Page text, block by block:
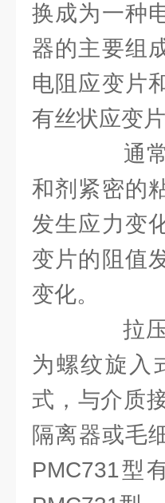
换成为一种
器的主要组
电阻应变片
有丝状应变
通常
和剂紧密的
发生应力变
变片的阻值
变化。
拉压
为螺纹旋入
式，与介质
隔离器或毛
PMC731型